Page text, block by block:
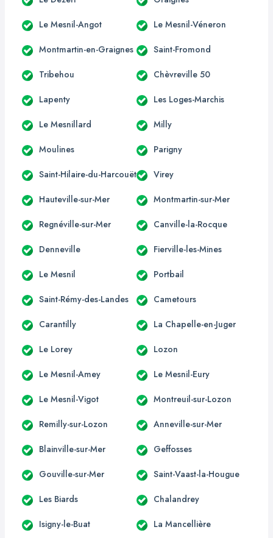
Le Mesnil-Angot Le Mesnil-Véneron
Montmartin-en-Graignes Saint-Fromond
Tribehou Chèvreville 50
Lapenty Les Loges-Marchis
Le Mesnillard Milly
Moulines Parigny
Saint-Hilaire-du-Harcouët Virey
Hauteville-sur-Mer Montmartin-sur-Mer
Regnéville-sur-Mer Canville-la-Rocque
Denneville Fierville-les-Mines
Le Mesnil Portbail
Saint-Rémy-des-Landes Cametours
Carantilly La Chapelle-en-Juger
Le Lorey Lozon
Le Mesnil-Amey Le Mesnil-Eury
Le Mesnil-Vigot Montreuil-sur-Lozon
Remilly-sur-Lozon Anneville-sur-Mer
Blainville-sur-Mer Geffosses
Gouville-sur-Mer Saint-Vaast-la-Hougue
Les Biards Chalandrey
Isigny-le-Buat La Mancellière